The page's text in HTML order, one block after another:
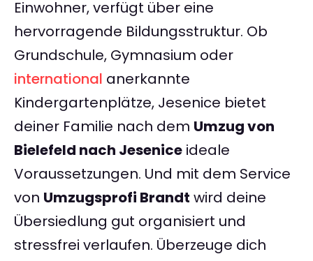
Einwohner, verfügt über eine
hervorragende Bildungsstruktur. Ob
Grundschule, Gymnasium oder
international anerkannte
Kindergartenplätze, Jesenice bietet
deiner Familie nach dem Umzug von
Bielefeld nach Jesenice ideale
Voraussetzungen. Und mit dem Service
von Umzugsprofi Brandt wird deine
Übersiedlung gut organisiert und
stressfrei verlaufen. Überzeuge dich